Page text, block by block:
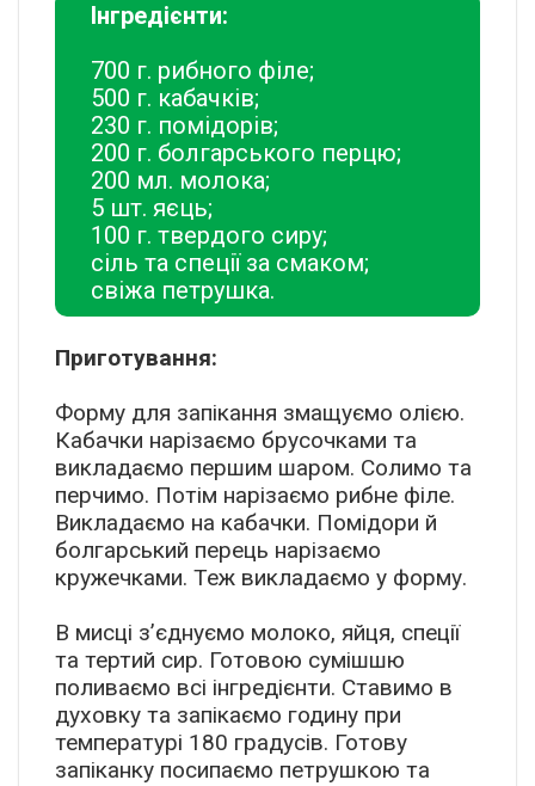
Інгредієнти:
700 г. рибного філе;
500 г. кабачків;
230 г. помідорів;
200 г. болгарського перцю;
200 мл. молока;
5 шт. яєць;
100 г. твердого сиру;
сіль та спеції за смаком;
свіжа петрушка.
Приготування:
Форму для запікання змащуємо олією.
Кабачки нарізаємо брусочками та
викладаємо першим шаром. Солимо та
перчимо. Потім нарізаємо рибне філе.
Викладаємо на кабачки. Помідори й
болгарський перець нарізаємо
кружечками. Теж викладаємо у форму.
В мисці з’єднуємо молоко, яйця, спеції
та тертий сир. Готовою сумішшю
поливаємо всі інгредієнти. Ставимо в
духовку та запікаємо годину при
температурі 180 градусів. Готову
запіканку посипаємо петрушкою та